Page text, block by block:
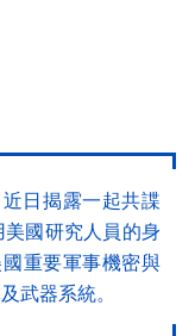
日揭露一起共諜
國研究人員的身
重要軍事機密與
武器系統。